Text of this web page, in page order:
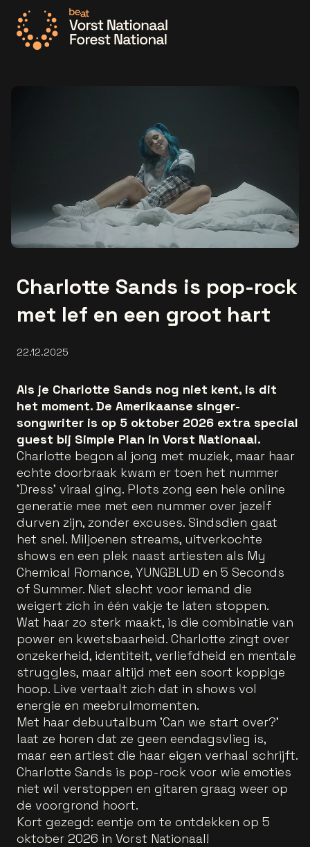
Charlotte Sands is pop-rock
met lef en een groot hart
22.12.2025
Als je Charlotte Sands nog niet kent, is dit
het moment. De Amerikaanse singer-
songwriter is op 5 oktober 2026 extra special
guest bij Simple Plan in Vorst Nationaal.
Charlotte begon al jong met muziek, maar haar
echte doorbraak kwam er toen het nummer
'Dress' viraal ging. Plots zong een hele online
generatie mee met een nummer over jezelf
durven zijn, zonder excuses. Sindsdien gaat
het snel. Miljoenen streams, uitverkochte
shows en een plek naast artiesten als My
Chemical Romance, YUNGBLUD en 5 Seconds
of Summer. Niet slecht voor iemand die
weigert zich in één vakje te laten stoppen.
Wat haar zo sterk maakt, is die combinatie van
power en kwetsbaarheid. Charlotte zingt over
onzekerheid, identiteit, verliefdheid en mentale
struggles, maar altijd met een soort koppige
hoop. Live vertaalt zich dat in shows vol
energie en meebrulmomenten.
Met haar debuutalbum 'Can we start over?'
laat ze horen dat ze geen eendagsvlieg is,
maar een artiest die haar eigen verhaal schrijft.
Charlotte Sands is pop-rock voor wie emoties
niet wil verstoppen en gitaren graag weer op
de voorgrond hoort.
Kort gezegd: eentje om te ontdekken op 5
oktober 2026 in Vorst Nationaal!